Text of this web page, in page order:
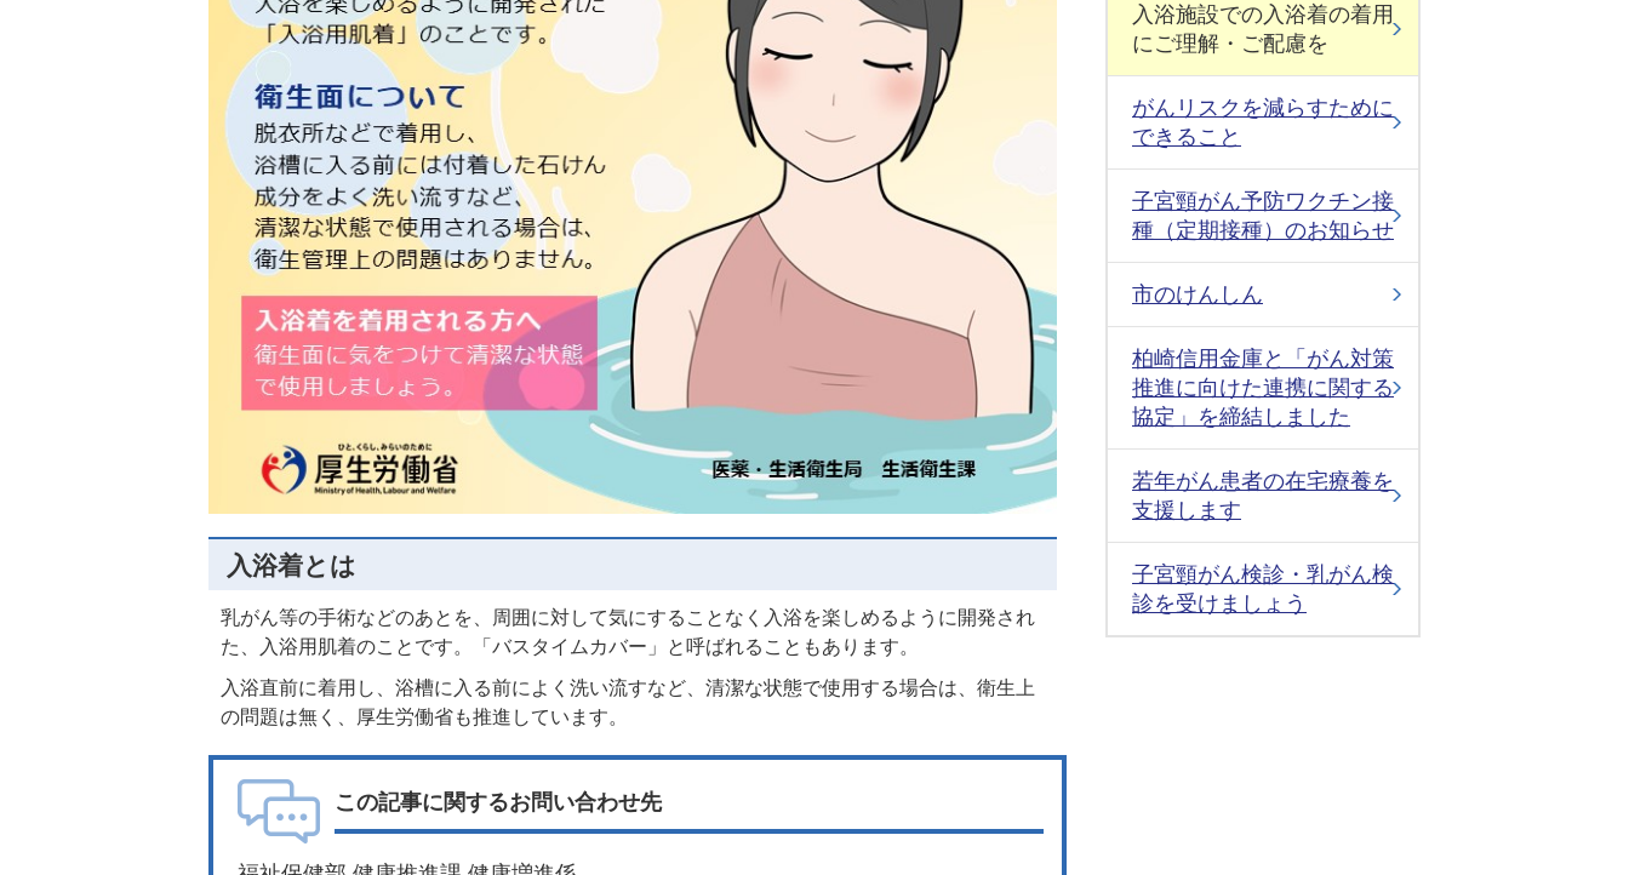
入浴着とは
乳がん等の手術などのあとを、周囲に対して気にすることなく入浴を楽しめるように開発され
た、入浴用肌着のことです。「バスタイムカバー」と呼ばれることもあります。
入浴直前に着用し、浴槽に入る前によく洗い流すなど、清潔な状態で使用する場合は、衛生上
の問題は無く、厚生労働省も推進しています。
この記事に関するお問い合わせ先
入浴施設での入浴着の着用
にご理解・ご配慮を
がんリスクを減らすために
できること
子宮頸がん予防ワクチン接
種（定期接種）のお知らせ
市のけんしん
柏崎信用金庫と「がん対策
推進に向けた連携に関する
協定」を締結しました
若年がん患者の在宅療養を
支援します
子宮頸がん検診・乳がん検
診を受けましょう